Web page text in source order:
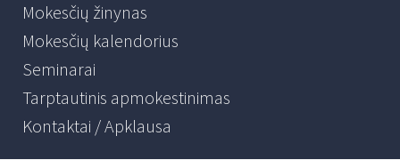
Mokesčių žinynas
Mokesčių kalendorius
Seminarai
Tarptautinis apmokestinimas
Kontaktai / Apklausa